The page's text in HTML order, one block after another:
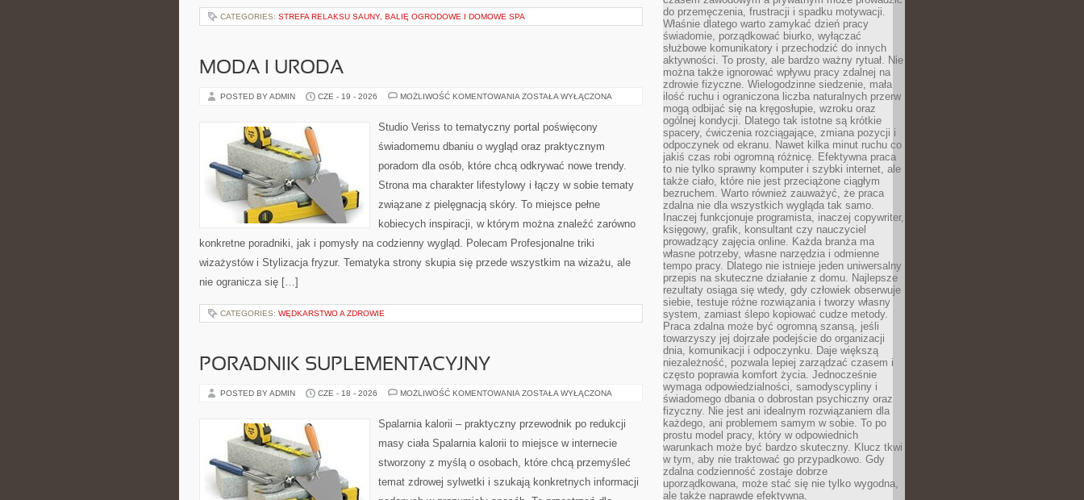
CATEGORIES: STREFA RELAKSU SAUNY, BALIĘ OGRODOWE I DOMOWE SPA
MODA I URODA
POSTED BY ADMIN CZE - 19 - 2026 MOŻLIWOŚĆ KOMENTOWANIA MODA
ZOSTAŁA WYŁĄCZONA
Studio Veriss to tematyczny portal poświęcony
świadomemu dbaniu o wygląd oraz praktycznym
poradom dla osób, które chcą odkrywać nowe trendy.
Strona ma charakter lifestylowy i łączy w sobie tematy
związane z pielęgnacją skóry. To miejsce pełne
kobiecych inspiracji, w którym można znaleźć zarówno
konkretne poradniki, jak i pomysły na codzienny wygląd. Polecam Profesjonalne triki
wizażystów i Stylizacja fryzur. Tematyka strony skupia się przede wszystkim na wizażu, ale
nie ogranicza się […]
CATEGORIES: WĘDKARSTWO A ZDROWIE
PORADNIK SUPLEMENTACYJNY
POSTED BY ADMIN CZE - 18 - 2026 MOŻLIWOŚĆ KOMENTOWANIA PORADNIK
ZOSTAŁA WYŁĄCZONA
Spalarnia kalorii – praktyczny przewodnik po redukcji
masy ciała Spalarnia kalorii to miejsce w internecie
stworzony z myślą o osobach, które chcą przemyśleć
temat zdrowej sylwetki i szukają konkretnych informacji
do przemęczenia, frustracji i spadku motywacji.
Właśnie dlatego warto zamykać dzień pracy
świadomie, porządkować biurko, wyłączać
służbowe komunikatory i przechodzić do innych
aktywności. To prosty, ale bardzo ważny rytuał. Nie
można także ignorować wpływu pracy zdalnej na
zdrowie fizyczne. Wielogodzinne siedzenie, mała
ilość ruchu i ograniczona liczba naturalnych przerw
mogą odbijać się na kręgosłupie, wzroku oraz
ogólnej kondycji. Dlatego tak istotne są krótkie
spacery, ćwiczenia rozciągające, zmiana pozycji i
odpoczynek od ekranu. Nawet kilka minut ruchu co
jakiś czas robi ogromną różnicę. Efektywna praca
to nie tylko sprawny komputer i szybki internet, ale
także ciało, które nie jest przeciążone ciągłym
bezruchem. Warto również zauważyć, że praca
zdalna nie dla wszystkich wygląda tak samo.
Inaczej funkcjonuje programista, inaczej copywriter,
księgowy, grafik, konsultant czy nauczyciel
prowadzący zajęcia online. Każda branża ma
własne potrzeby, własne narzędzia i odmienne
tempo pracy. Dlatego nie istnieje jeden uniwersalny
przepis na skuteczne działanie z domu. Najlepsze
rezultaty osiąga się wtedy, gdy człowiek obserwuje
siebie, testuje różne rozwiązania i tworzy własny
system, zamiast ślepo kopiować cudze metody.
Praca zdalna może być ogromną szansą, jeśli
towarzyszy jej dojrzałe podejście do organizacji
dnia, komunikacji i odpoczynku. Daje większą
niezależność, pozwala lepiej zarządzać czasem i
często poprawia komfort życia. Jednocześnie
wymaga odpowiedzialności, samodyscypliny i
świadomego dbania o dobrostan psychiczny oraz
fizyczny. Nie jest ani idealnym rozwiązaniem dla
każdego, ani problemem samym w sobie. To po
prostu model pracy, który w odpowiednich
warunkach może być bardzo skuteczny. Klucz tkwi
w tym, aby nie traktować go przypadkowo. Gdy
zdalna codzienność zostaje dobrze
uporządkowana, może stać się nie tylko wygodna,
ale także naprawdę efektywna.